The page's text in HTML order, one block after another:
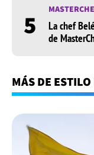
5
La chef
de
MÁS DE